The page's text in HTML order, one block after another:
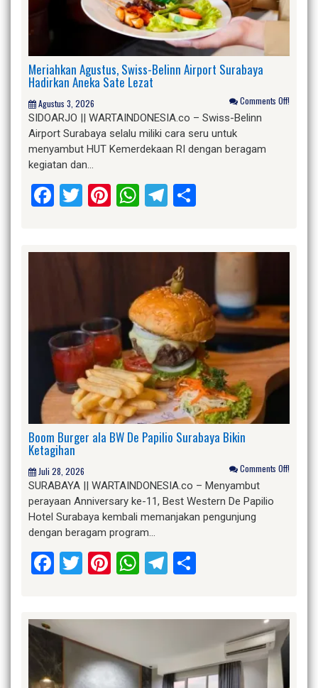
Meriahkan Agustus, Swiss-Belinn Airport Surabaya
Hadirkan Aneka Sate Lezat
Agustus 3, 2026 Comments Off!
SIDOARJO || WARTAINDONESIA.co – Swiss-Belinn
Airport Surabaya selalu miliki cara seru untuk
menyambut HUT Kemerdekaan RI dengan beragam
kegiatan dan…
Facebook
Twitter
Pinterest
WhatsApp
Telegram
Boom Burger ala BW De Papilio Surabaya Bikin
Ketagihan
Juli 28, 2026 Comments Off!
SURABAYA || WARTAINDONESIA.co – Menyambut
perayaan Anniversary ke-11, Best Western De Papilio
Hotel Surabaya kembali memanjakan pengunjung
dengan beragam program…
Facebook
Twitter
Pinterest
WhatsApp
Telegram